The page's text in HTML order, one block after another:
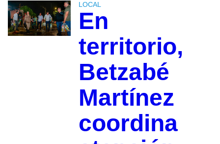
LOCAL
En
territorio,
Betzabé
Martínez
coordina